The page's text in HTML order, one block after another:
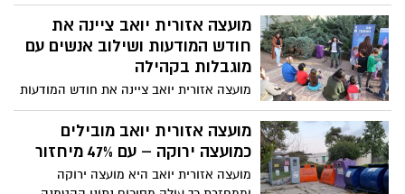
מועצה אזורית יואב ציינה את
חודש המודעות ושילוב אנשים עם
מוגבלות בקהילה
מועצה אזורית יואב ציינה את חודש המודעות
ושילוב אנשים עם מוגבלות בקהילה בשלל
יוזמות ואירועים בקהילה זאת במסגרת
פרויקט "פברואר יוצא מהכלל" ביוזמת
הוא יוזמה ארצית שמגיעה על רקע סקרים
מועצה אזורית יואב מובילים
כמועצה ירוקה – עם 47% מיחזור
מועצה אזורית יואב היא מועצה ירוקה